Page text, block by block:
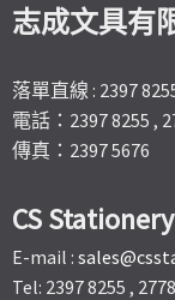
志成文具有
落單直線 : 2397
電話：2397 8255 ,
傳真：2397 5676
CS Stationery
E-mail :
Tel: 2397 8255 ,